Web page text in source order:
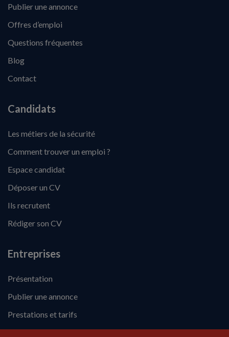
Publier une annonce
Offres d’emploi
Questions fréquentes
Blog
Contact
Candidats
Les métiers de la sécurité
Comment trouver un emploi ?
Espace candidat
Déposer un CV
Ils recrutent
Rédiger son CV
Entreprises
Présentation
Publier une annonce
Prestations et tarifs